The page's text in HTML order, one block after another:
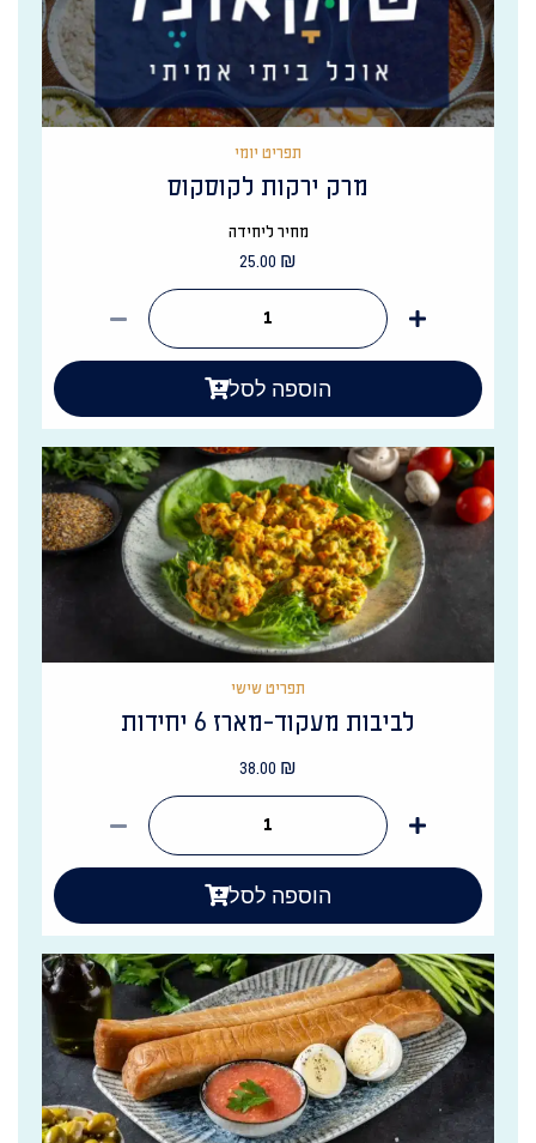
תפריט יומי
מרק ירקות לקוסקוס
מחיר ליחידה
25.00 ₪
הוספה לסל
תפריט שישי
לביבות מעקוד-מארז 6 יחידות
38.00 ₪
הוספה לסל